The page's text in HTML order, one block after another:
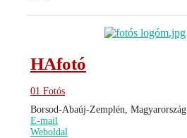
HAfotó
01 Fotós
Borsod-Abaúj-Zemplén, Magyarország
E-mail
Weboldal